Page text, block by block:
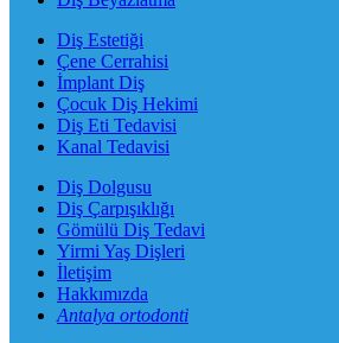
Diş Estetiği
Çene Cerrahisi
İmplant Diş
Çocuk Diş Hekimi
Diş Eti Tedavisi
Kanal Tedavisi
Diş Dolgusu
Diş Çarpışıklığı
Gömülü Diş Tedavi
Yirmi Yaş Dişleri
İletişim
Hakkımızda
Antalya ortodonti